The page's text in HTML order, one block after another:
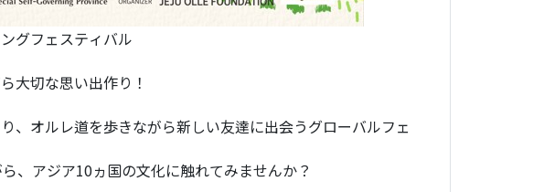
グフェスティバル
大切な思い出作り！
、オルレ道を歩きながら新しい友達に出会うグローバルフェ
、アジア10ヵ国の文化に触れてみませんか？